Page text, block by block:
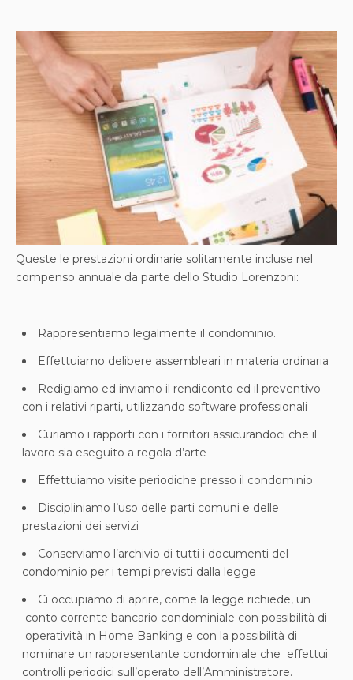
Queste le prestazioni ordinarie solitamente incluse nel
compenso annuale da parte dello Studio Lorenzoni:
Rappresentiamo legalmente il condominio.
Effettuiamo delibere assembleari in materia ordinaria
Redigiamo ed inviamo il rendiconto ed il preventivo
con i relativi riparti, utilizzando software professionali
Curiamo i rapporti con i fornitori assicurandoci che il
lavoro sia eseguito a regola d’arte
Effettuiamo visite periodiche presso il condominio
Discipliniamo l’uso delle parti comuni e delle
prestazioni dei servizi
Conserviamo l’archivio di tutti i documenti del
condominio per i tempi previsti dalla legge
Ci occupiamo di aprire, come la legge richiede, un
conto corrente bancario condominiale con possibilità di
operatività in Home Banking e con la possibilità di
nominare un rappresentante condominiale che effettui
controlli periodici sull’operato dell’Amministratore.